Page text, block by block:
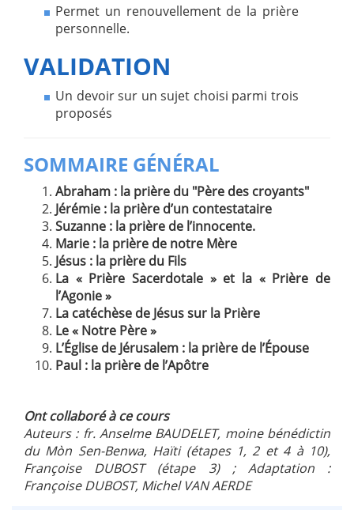
Permet un renouvellement de la prière
personnelle.
VALIDATION
Un devoir sur un sujet choisi parmi trois
proposés
SOMMAIRE GÉNÉRAL
Abraham : la prière du "Père des croyants"
Jérémie : la prière d’un contestataire
Suzanne : la prière de l’innocente.
Marie : la prière de notre Mère
Jésus : la prière du Fils
La « Prière Sacerdotale » et la « Prière de
l’Agonie »
La catéchèse de Jésus sur la Prière
Le « Notre Père »
L’Église de Jérusalem : la prière de l’Épouse
Paul : la prière de l’Apôtre
Ont collaboré à ce cours
Auteurs : fr. Anselme BAUDELET, moine bénédictin
du Mòn Sen-Benwa, Haïti (étapes 1, 2 et 4 à 10),
Françoise DUBOST (étape 3) ; Adaptation :
Françoise DUBOST, Michel VAN AERDE